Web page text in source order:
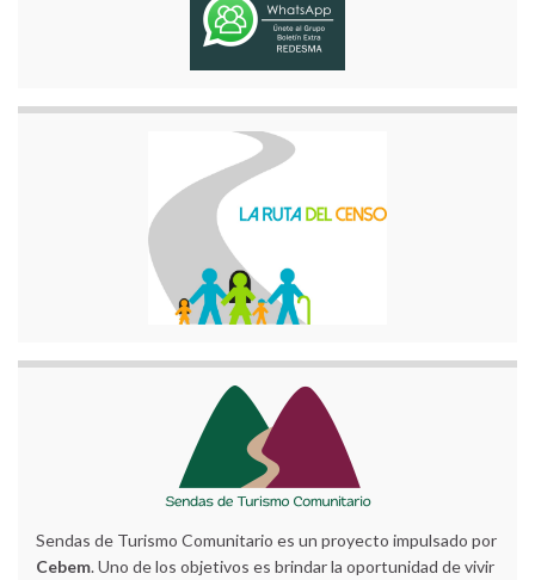
Sendas de Turismo Comunitario es un proyecto impulsado por
Cebem. Uno de los objetivos es brindar la oportunidad de vivir